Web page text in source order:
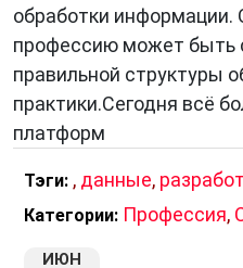
деятельности человека,
образования до бизнеса
Данные позволяют
обоснованные решения,
закономерности,
В последние годы
обработки информации.
профессию может быть
правильной структуры
практики.Сегодня всё
платформ
Тэги: , данные,
Категории: Профессия,
ИЮН